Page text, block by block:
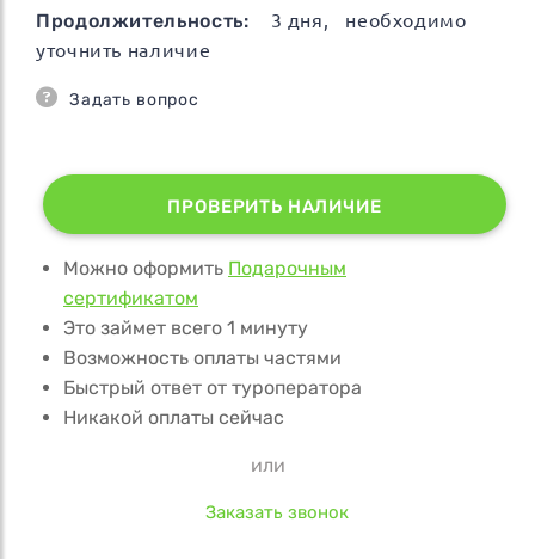
Продолжительность: 3 дня, необходимо
уточнить наличие
Задать вопрос
ПРОВЕРИТЬ НАЛИЧИЕ
Можно оформить Подарочным
сертификатом
Это займет всего 1 минуту
Возможность оплаты частями
Быстрый ответ от туроператора
Никакой оплаты сейчас
или
Заказать звонок